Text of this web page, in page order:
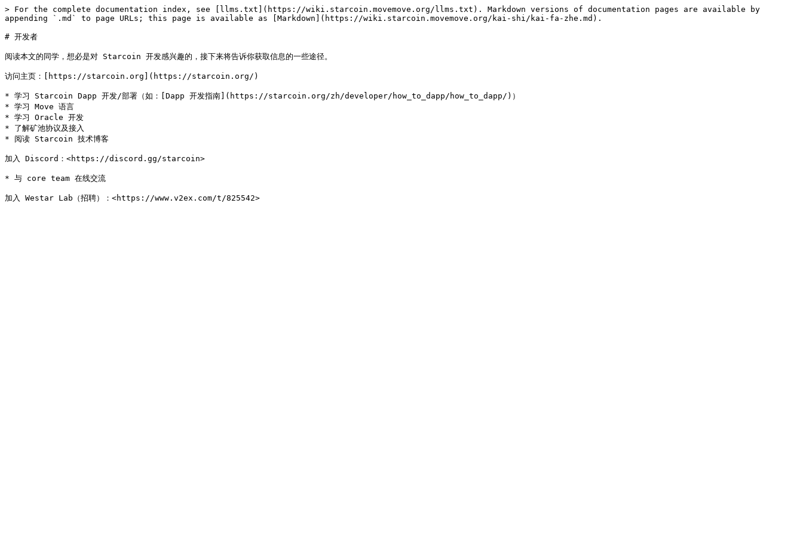
> For the complete documentation index, see [llms.txt](https://wiki.starcoin.movemove.org/llms.txt). Markdown versions of documentation pages are available by
appending `.md` to page URLs; this page is available as [Markdown](https://wiki.starcoin.movemove.org/kai-shi/kai-fa-zhe.md).
# 开发者
阅读本文的同学，想必是对 Starcoin 开发感兴趣的，接下来将告诉你获取信息的一些途径。
访问主页：[https://starcoin.org](https://starcoin.org/)
* 学习 Starcoin Dapp 开发/部署（如：[Dapp 开发指南](https://starcoin.org/zh/developer/how_to_dapp/how_to_dapp/)）
* 学习 Move 语言
* 学习 Oracle 开发
* 了解矿池协议及接入
* 阅读 Starcoin 技术博客
加入 Discord：<https://discord.gg/starcoin>
* 与 core team 在线交流